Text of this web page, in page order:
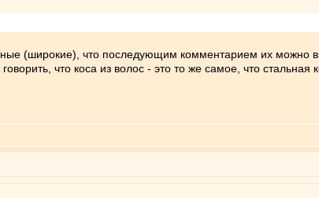
(широкие), что последующим комментарием их можно
что коса из волос - это то же самое, что